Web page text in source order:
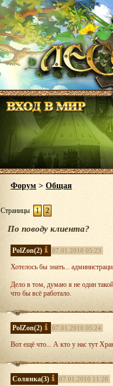
Форум > Общая
Страницы 1 2
По поводу клиента?
PolZon(2) 07.01.2010 05:23
Хотелось бы знать...
Дело в том, думаю я не один
что бы всё работало.
PolZon(2) 07.01.2010 05:24
Вот ещё что... А кто у нас тут
Солянка(3) 07.01.2010 11:26